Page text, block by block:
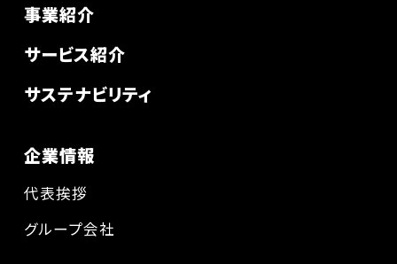
事業紹介
サービス紹介
サステナビリティ
企業情報
代表挨拶
グループ会社